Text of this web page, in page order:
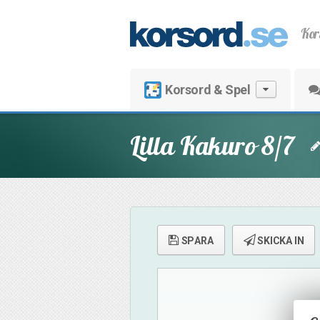
Korsord & Spel
Lilla Kakuro 8/7
SPARA SKICKA IN